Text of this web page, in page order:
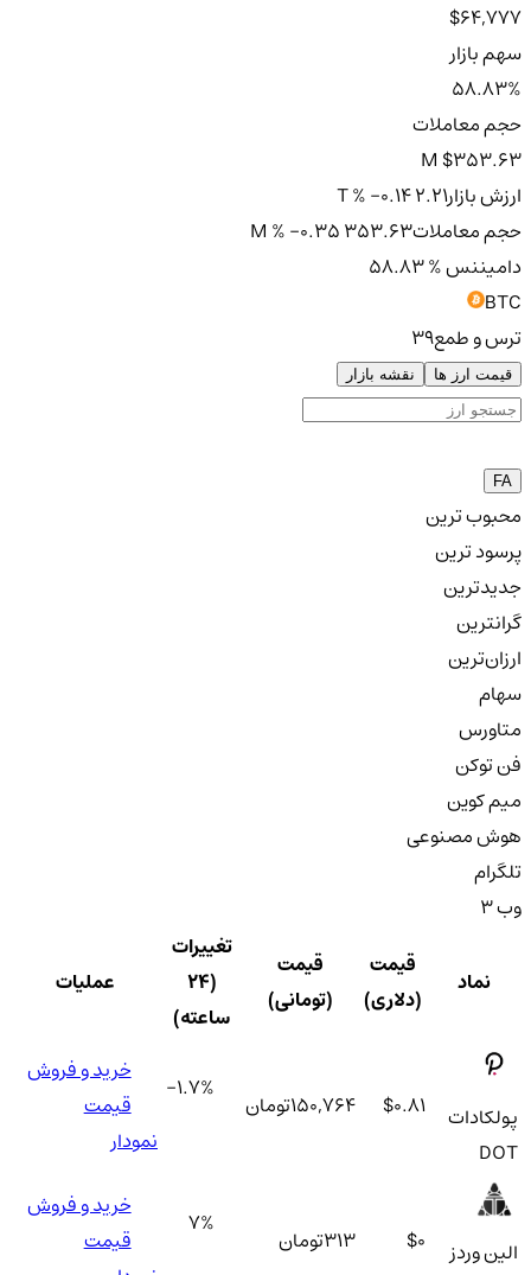
$64,777
سهم بازار
58.83%
حجم معاملات
$353.63 M
ارزش بازار2.21 T
% -0.14
حجم معاملات353.63 M
% -0.35
دامیننس% 58.83
BTC
ترس و طمع39
قیمت ارز ها نقشه بازار
FA
محبوب ترین
پرسود ترین
جدیدترین
گرانترین
ارزان‌ترین
سهام
متاورس
فن توکن
میم کوین
هوش مصنوعی
تلگرام
وب 3
نماد
قیمت
(دلاری)
قیمت
(تومانی)
تغییرات
(۲۴
ساعته)
عملیات
پولکادات
DOT
$0.81
150,764تومان
-1.7%
خرید و فروش
قیمت
نمودار
الین وردز
$0
313تومان
7%
خرید و فروش
قیمت